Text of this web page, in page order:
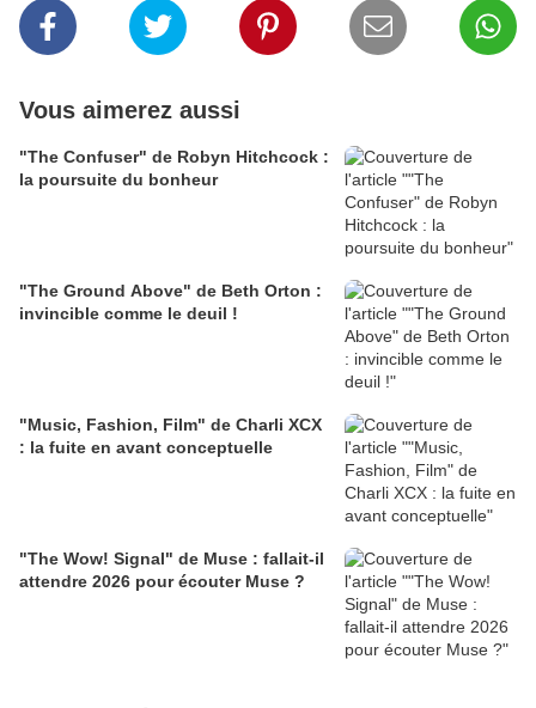
Vous aimerez aussi
"The Confuser" de Robyn Hitchcock :
la poursuite du bonheur
"The Ground Above" de Beth Orton :
invincible comme le deuil !
"Music, Fashion, Film" de Charli XCX
: la fuite en avant conceptuelle
"The Wow! Signal" de Muse : fallait-il
attendre 2026 pour écouter Muse ?